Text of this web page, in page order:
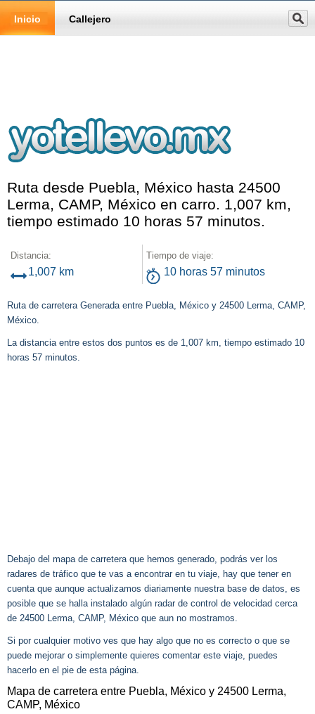
Inicio Callejero
Ruta desde Puebla, México hasta 24500
Lerma, CAMP, México en carro. 1,007 km,
tiempo estimado 10 horas 57 minutos.
Distancia:
1,007 km
Tiempo de viaje:
10 horas 57 minutos
Ruta de carretera Generada entre Puebla, México y 24500 Lerma, CAMP,
México.
La distancia entre estos dos puntos es de 1,007 km, tiempo estimado 10
horas 57 minutos.
Debajo del mapa de carretera que hemos generado, podrás ver los
radares de tráfico que te vas a encontrar en tu viaje, hay que tener en
cuenta que aunque actualizamos diariamente nuestra base de datos, es
posible que se halla instalado algún radar de control de velocidad cerca
de 24500 Lerma, CAMP, México que aun no mostramos.
Si por cualquier motivo ves que hay algo que no es correcto o que se
puede mejorar o simplemente quieres comentar este viaje, puedes
hacerlo en el pie de esta página.
Mapa de carretera entre Puebla, México y 24500 Lerma,
CAMP, México